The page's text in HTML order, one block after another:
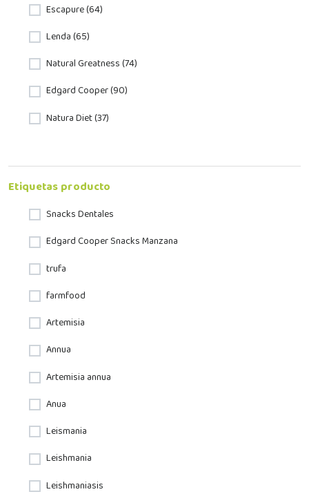
Escapure (64)
Lenda (65)
Natural Greatness (74)
Edgard Cooper (90)
Natura Diet (37)
Etiquetas producto
Snacks Dentales
Edgard Cooper Snacks Manzana
trufa
farmfood
Artemisia
Annua
Artemisia annua
Anua
Leismania
Leishmania
Leishmaniasis